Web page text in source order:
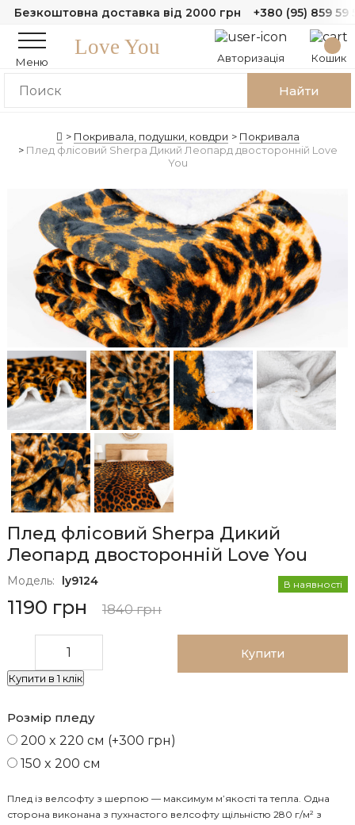
Безкоштовна доставка від 2000 грн +380 (95) 859 59
Меню
Love You Авторизація Кошик
Найти
Покривала, подушки, ковдри
Покривала
Плед флісовий Sherpa Дикий Леопард двосторонній Love
You
Плед флісовий Sherpa Дикий
Леопард двосторонній Love You
Модель: ly9124 В наявності
1190 грн 1840 грн
Купити
Купити в 1 клік
Розмір пледу
200 x 220 см (+300 грн)
150 x 200 см
Плед із велсофту з шерпою — максимум м’якості та тепла. Одна
сторона виконана з пухнастого велсофту щільністю 280 г/м² з